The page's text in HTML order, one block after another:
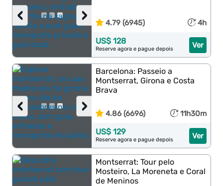
›
‹ 4.79 (6945) 4h
Ver
US$ 128
Reserve agora e pague depois
›
‹
Barcelona: Passeio a
Montserrat, Girona e Costa
Brava
4.86 (6696) 11h30m
Ver
US$ 129
Reserve agora e pague depois
Montserrat: Tour pelo
Mosteiro, La Moreneta e Coral
de Meninos